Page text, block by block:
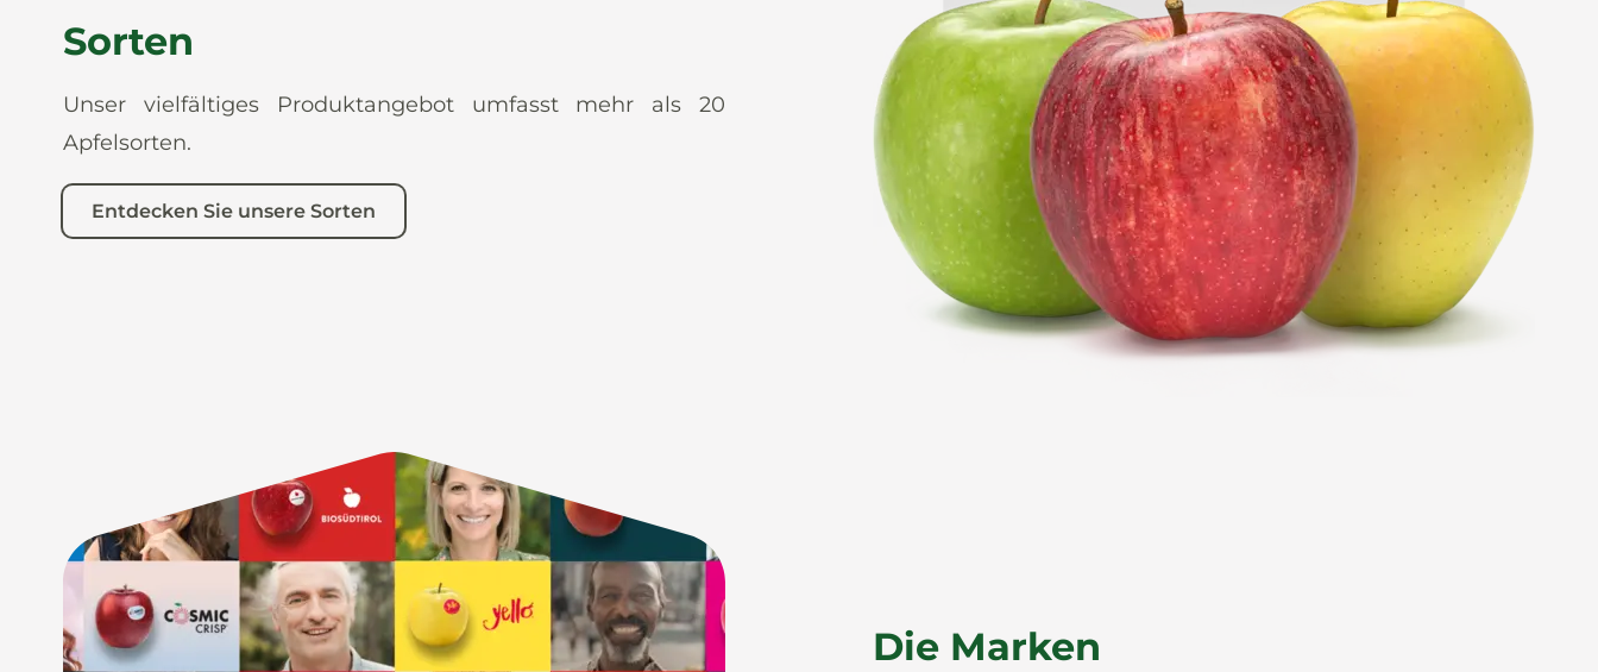
Sorten
Unser vielfältiges Produktangebot umfasst mehr als 20
Apfelsorten.
Entdecken Sie unsere Sorten
Die Marken